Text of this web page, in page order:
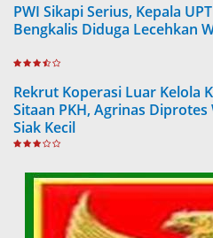
PWI Sikapi Serius, Kepala
Bengkalis Diduga Lecehkan
Rekrut Koperasi Luar Kelola
Sitaan PKH, Agrinas Diprotes
Siak Kecil